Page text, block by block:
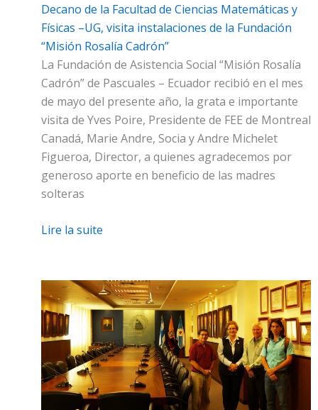
Decano de la Facultad de Ciencias Matemáticas y
Físicas –UG, visita instalaciones de la Fundación
“Misión Rosalía Cadrón”
La Fundación de Asistencia Social “Misión Rosalía
Cadrón” de Pascuales – Ecuador recibió en el mes
de mayo del presente año, la grata e importante
visita de Yves Poire, Presidente de FEE de Montreal
Canadá, Marie Andre, Socia y Andre Michelet
Figueroa, Director, a quienes agradecemos por
generoso aporte en beneficio de las madres
solteras
Lire la suite